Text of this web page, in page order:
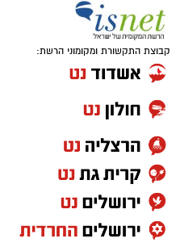
קבוצת התקשורת ומקומוני הרשת: